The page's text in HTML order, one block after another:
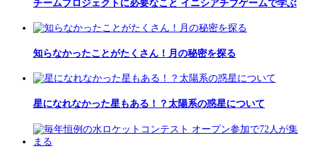
チームプロジェクトに必要なこと イニシアチブゲームで学ぶ
知らなかったことがたくさん！月の秘密を探る
星になれなかった星もある！？太陽系の惑星について